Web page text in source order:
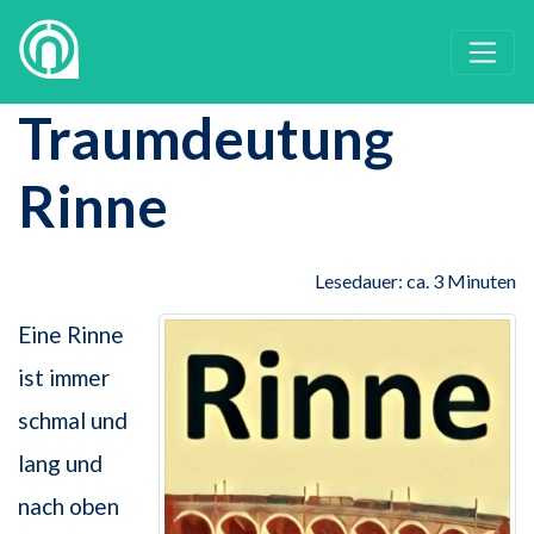
Traumdeutung
Rinne
Lesedauer: ca. 3 Minuten
Eine Rinne
ist immer
schmal und
lang und
nach oben